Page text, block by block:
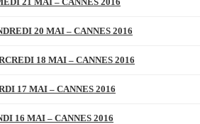
20 MAI – CANNES 2016
18 MAI – CANNES 2016
17 MAI – CANNES 2016
16 MAI – CANNES 2016